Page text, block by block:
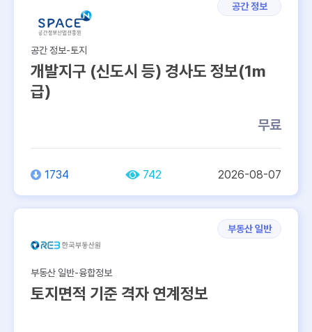
공간 정보
공간 정보-토지
개발지구 (신도시 등) 경사도 정보(1m
급)
무료
1734 742 2026-08-07
부동산 일반
부동산 일반-융합정보
토지면적 기준 격자 연계정보